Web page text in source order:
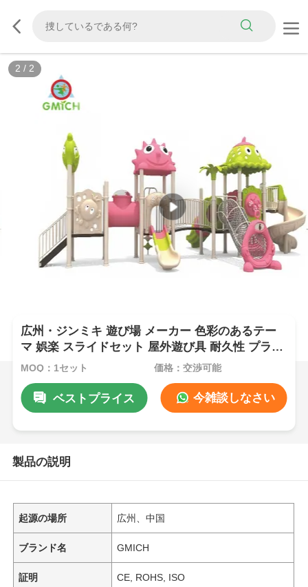
2 / 2
広州・ジンミキ 遊び場 メーカー 色彩のあるテー
マ 娯楽 スライドセット 屋外遊び具 耐久性 プラス
チック製 子供用玩具
MOQ：1セット 価格：交渉可能
ベストプライス 今雑談しなさい
製品の説明
起源の場所 広州、中国
ブランド名 GMICH
証明 CE, ROHS, ISO